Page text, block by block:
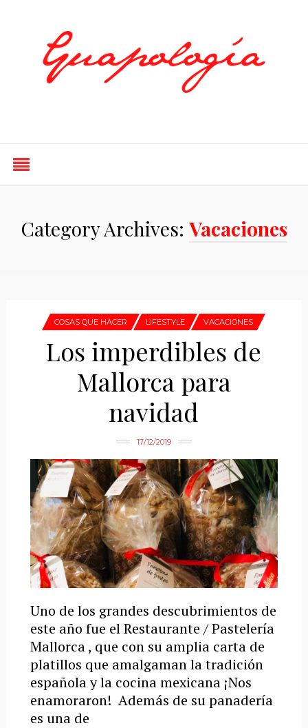
Category Archives: Vacaciones
COSAS QUE HACER LIFESTYLE VACACIONES
Los imperdibles de
Mallorca para
navidad
17/12/2019
Uno de los grandes descubrimientos de
este año fue el Restaurante / Pastelería
Mallorca , que con su amplia carta de
platillos que amalgaman la tradición
española y la cocina mexicana ¡Nos
enamoraron! Además de su panadería
es una de